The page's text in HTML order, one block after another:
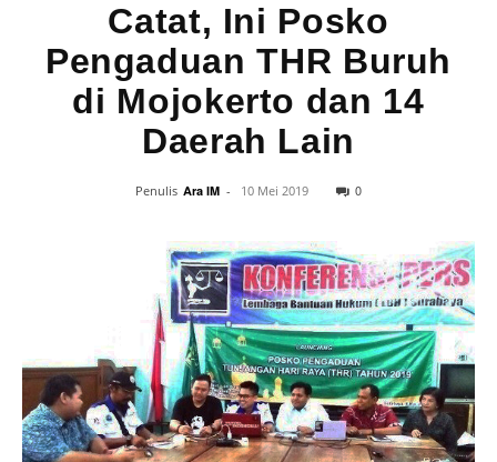
Catat, Ini Posko
Pengaduan THR Buruh
di Mojokerto dan 14
Daerah Lain
Penulis Ara IM - 10 Mei 2019 0